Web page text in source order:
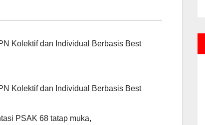
Kolektif dan Individual Berbasis Best
Kolektif dan Individual Berbasis Best
PSAK 68 tatap muka,